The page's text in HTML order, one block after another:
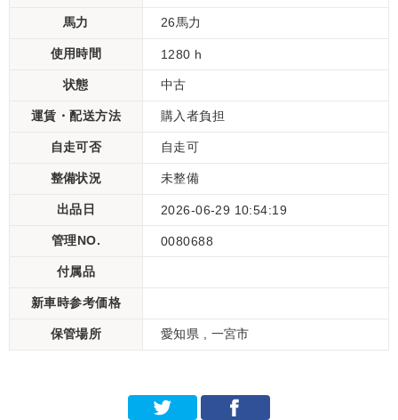
馬力 26馬力
使用時間 1280 h
状態 中古
運賃・配送方法 購入者負担
自走可否 自走可
整備状況 未整備
出品日 2026-06-29 10:54:19
管理NO. 0080688
付属品
新車時参考価格
保管場所 愛知県 , 一宮市